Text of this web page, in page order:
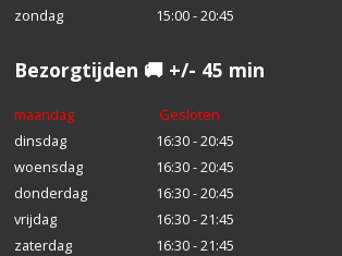
zondag
15:00 - 20:45
Bezorgtijden 🚚 +/- 45 min
maandag
Gesloten
dinsdag
16:30 - 20:45
woensdag
16:30 - 20:45
donderdag
16:30 - 20:45
vrijdag
16:30 - 21:45
zaterdag
16:30 - 21:45